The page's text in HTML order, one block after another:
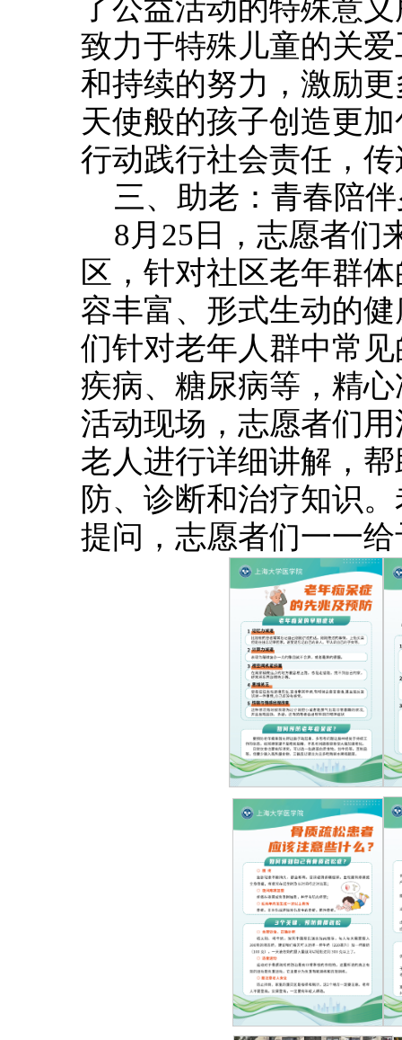
了公益活动的特殊意
致力于特殊儿童的关
和持续的努力，激励
天使般的孩子创造更
行动践行社会责任，
三、助老：青春陪
8月25日，志愿者们
区，针对社区老年群
容丰富、形式生动的
们针对老年人群中常
疾病、糖尿病等，精
活动现场，志愿者们
老人进行详细讲解，
防、诊断和治疗知识
提问，志愿者们一一